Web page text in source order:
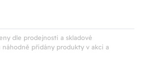
dle prodejnosti a skladové
přidány produkty v akci a